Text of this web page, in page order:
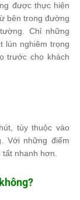
được thực hiện
bên trong đường
Chỉ những
lún nghiêm trọng
trước cho khách
tùy thuộc vào
Với những điểm
nhanh hơn.